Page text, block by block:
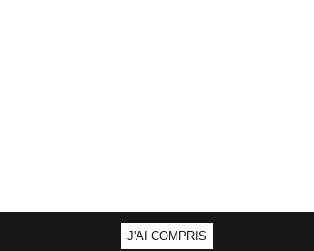
J'AI COMPRIS